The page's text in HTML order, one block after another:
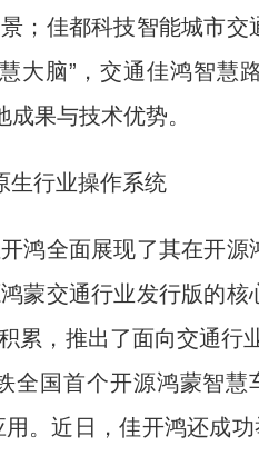
；佳都科技智能城市
大脑”，交通佳鸿智慧
果与技术优势。
行业操作系统
全面展现了其在开源
蒙交通行业发行版的
累，推出了面向交通
全国首个开源鸿蒙智
。近日，佳开鸿还成